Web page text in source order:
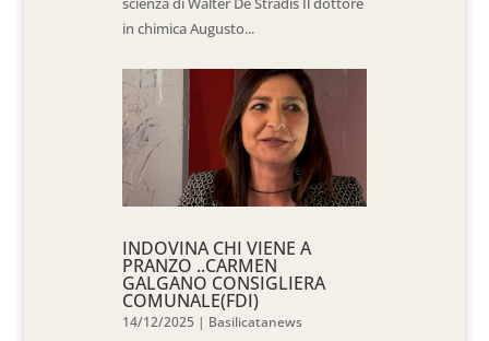
in chimica Augusto...
INDOVINA CHI VIENE A
PRANZO ..CARMEN
GALGANO CONSIGLIERA
COMUNALE(FDI)
14/12/2025 | Basilicatanews